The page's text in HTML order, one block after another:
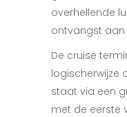
overhellende
ontvangst aan
De cruise
logischerwijze
staat via een
met de eerste